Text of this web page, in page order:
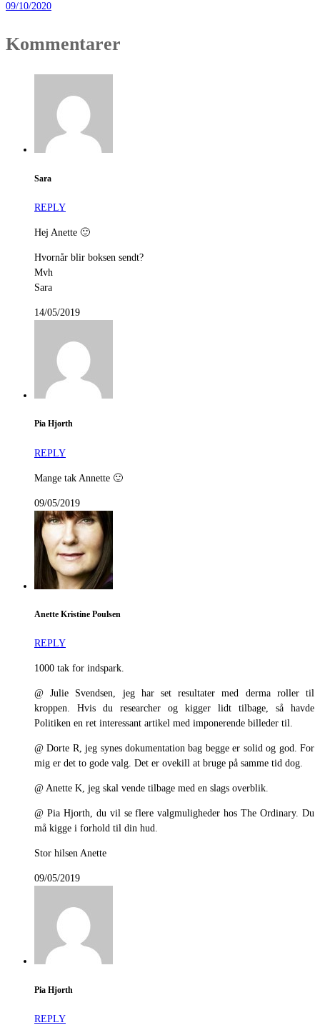
09/10/2020
Kommentarer
Sara
REPLY
Hej Anette 🙂
Hvornår blir boksen sendt?
Mvh
Sara
14/05/2019
Pia Hjorth
REPLY
Mange tak Annette 🙂
09/05/2019
Anette Kristine Poulsen
REPLY
1000 tak for indspark.
@ Julie Svendsen, jeg har set resultater med derma roller til
kroppen. Hvis du researcher og kigger lidt tilbage, så havde
Politiken en ret interessant artikel med imponerende billeder til.
@ Dorte R, jeg synes dokumentation bag begge er solid og god. For
mig er det to gode valg. Det er ovekill at bruge på samme tid dog.
@ Anette K, jeg skal vende tilbage med en slags overblik.
@ Pia Hjorth, du vil se flere valgmuligheder hos The Ordinary. Du
må kigge i forhold til din hud.
Stor hilsen Anette
09/05/2019
Pia Hjorth
REPLY